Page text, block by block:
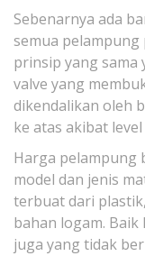
Sebenarnya ada
semua pelampung
prinsip yang sama
valve yang
dikendalikan oleh
ke atas akibat
Harga
model dan jenis
terbuat dari
bahan logam.
juga yang tidak